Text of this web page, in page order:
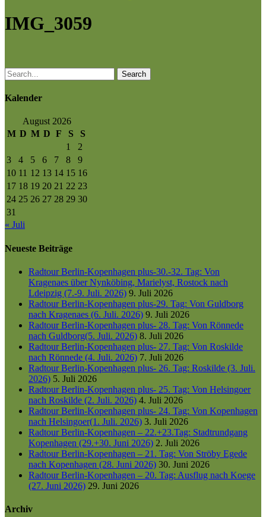
IMG_3059
Search
Kalender
August 2026
M D M D F S
S
1
2
3
4 5 6 7 8
9
10 11 12 13 14 15 16
17 18 19 20 21 22 23
24 25 26 27 28 29 30
31
« Juli
Neueste Beiträge
Radtour Berlin-Kopenhagen plus-30.-32. Tag: Von
Kragenaes über Nynköbing, Marielyst, Rostock nach
Ldeipzig (7.-9. Juli. 2026) 9. Juli 2026
Radtour Berlin-Kopenhagen plus-29. Tag: Von Guldborg
nach Kragenaes (6. Juli. 2026) 9. Juli 2026
Radtour Berlin-Kopenhagen plus- 28. Tag: Von Rönnede
nach Guldborg(5. Juli. 2026) 8. Juli 2026
Radtour Berlin-Kopenhagen plus- 27. Tag: Von Roskilde
nach Rönnede (4. Juli. 2026) 7. Juli 2026
Radtour Berlin-Kopenhagen plus- 26. Tag: Roskilde (3. Juli.
2026) 5. Juli 2026
Radtour Berlin-Kopenhagen plus- 25. Tag: Von Helsingoer
nach Roskilde (2. Juli. 2026) 4. Juli 2026
Radtour Berlin-Kopenhagen plus- 24. Tag: Von Kopenhagen
nach Helsingoer(1. Juli. 2026) 3. Juli 2026
Radtour Berlin-Kopenhagen – 22.+23.Tag: Stadtrundgang
Kopenhagen (29.+30. Juni 2026) 2. Juli 2026
Radtour Berlin-Kopenhagen – 21. Tag: Von Ströby Egede
nach Kopenhagen (28. Juni 2026) 30. Juni 2026
Radtour Berlin-Kopenhagen – 20. Tag: Ausflug nach Koege
(27. Juni 2026) 29. Juni 2026
Archiv